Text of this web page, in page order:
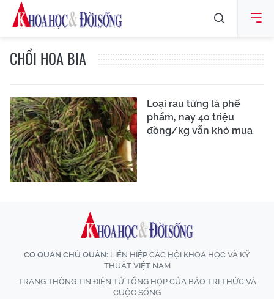
CHỒI HOA BIA
Loại rau từng là phế
phẩm, nay 40 triệu
đồng/kg vẫn khó mua
CƠ QUAN CHỦ QUẢN: LIÊN HIỆP CÁC HỘI KHOA HỌC VÀ KỸ
THUẬT VIỆT NAM
TRANG THÔNG TIN ĐIỆN TỬ TỔNG HỢP CỦA BÁO TRI THỨC VÀ
CUỘC SỐNG